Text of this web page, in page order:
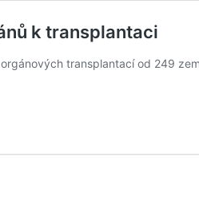
k transplantaci
transplantací od 249